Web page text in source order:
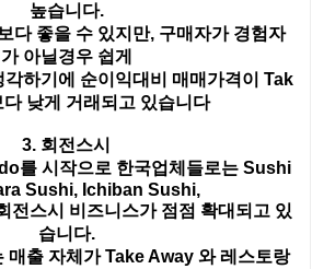
높습니다.
다 좋을 수 있지만, 구매자가 경험자
가 아닐경우 쉽게
하기에 순이익대비 매매가격이 Tak
다 낮게 거래되고 있습니다
3. 회전스시
를 시작으로 한국업체들로는 Sushi
Sushi, Ichiban Sushi,
전스시 비즈니스가 점점 확대되고 있
습니다.
매출 자체가Take Away 와 레스토랑